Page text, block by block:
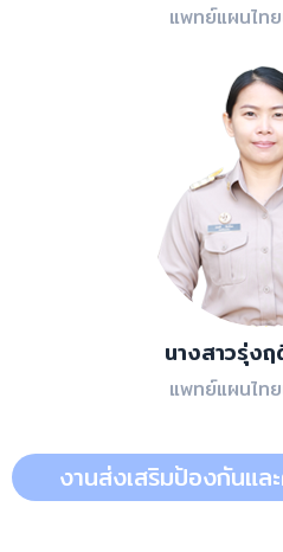
แพทย์แผนไท
นางสาวรุ่ง
แพทย์แผนไท
งานส่งเสริมป้องกันแ